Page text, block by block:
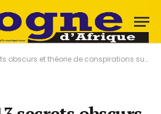
et théorie de conspirations sur le Vatican